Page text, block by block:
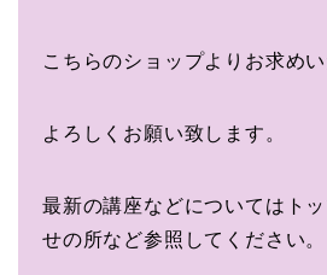
こちらのショップよりお求めい
よろしくお願い致します。
最新の講座などについてはト
せの所など参照してください。